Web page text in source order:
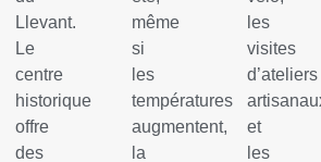
Llevant.
Le
centre
historique
offre
des
même
si
les
températures
augmentent,
la
les
visites
d’ateliers
et
les